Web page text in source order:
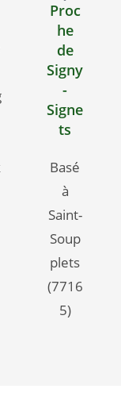
Proc
he
de
Signy
-
Signe
ts
Basé
à
Saint-
Soup
plets
(7716
5)